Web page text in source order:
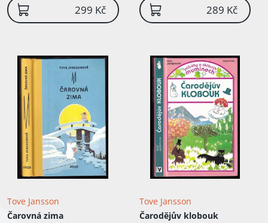
299 Kč 289 Kč
Tove Jansson
Čarovná zima
Tove Jansson
Čarodějův klobouk